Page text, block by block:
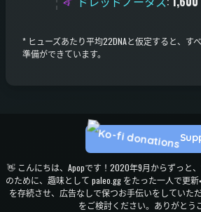
* ヒューズあたり平均22DNAと仮定すると、す
準備ができています。
👋 こんにちは、Apopです！2020年9月からずっと
のために、趣味として paleo.gg をたった一人で更
を存続させ、広告なしで保つお手伝いをしていた
をご検討ください。ありがとう